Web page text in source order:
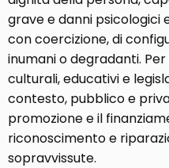
grave e danni psicologici
con coercizione, di
inumani o degradanti.
culturali, educativi e
contesto, pubblico e
promozione e il
riconoscimento e
sopravvissute.